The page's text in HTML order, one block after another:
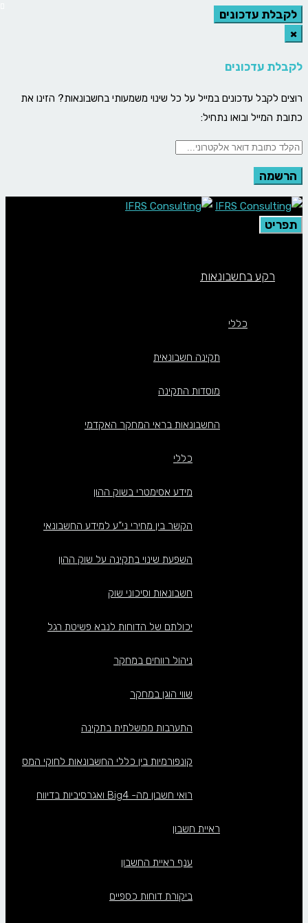
לקבלת עדכונים
×
לקבלת עדכונים
רוצים לקבל עדכונים במייל על כל שינוי משמעותי בחשבונאות? הזינו את
כתובת המייל ובואו נתחיל:
תפריט
רקע בחשבונאות
כללי
תקינה חשבונאית
מוסדות התקינה
החשבונאות בראי המחקר האקדמי
כללי
מידע אסימטרי בשוק ההון
הקשר בין מחירי ני”ע למידע החשבונאי
השפעת שינוי בתקינה על שוק ההון
חשבונאות וסיכוני שוק
יכולתם של הדוחות לנבא פשיטת רגל
ניהול רווחים במחקר
שווי הוגן במחקר
התערבות ממשלתית בתקינה
קונפורמיות בין כללי החשבונאות לחוקי המס
רואי חשבון מה- Big4 ואגרסיביות בדיווח
ראיית חשבון
ענף ראיית החשבון
ביקורת דוחות כספיים